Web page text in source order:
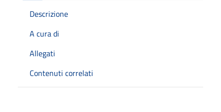
Descrizione
A cura di
Allegati
Contenuti correlati